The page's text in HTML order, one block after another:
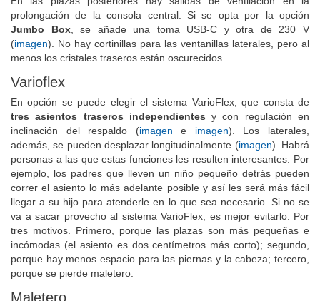
prolongación de la consola central. Si se opta por la opción
Jumbo Box, se añade una toma USB-C y otra de 230 V
(imagen). No hay cortinillas para las ventanillas laterales, pero al
menos los cristales traseros están oscurecidos.
Varioflex
En opción se puede elegir el sistema VarioFlex, que consta de
tres asientos traseros independientes y con regulación en
inclinación del respaldo (imagen e imagen). Los laterales,
además, se pueden desplazar longitudinalmente (imagen). Habrá
personas a las que estas funciones les resulten interesantes. Por
ejemplo, los padres que lleven un niño pequeño detrás pueden
correr el asiento lo más adelante posible y así les será más fácil
llegar a su hijo para atenderle en lo que sea necesario. Si no se
va a sacar provecho al sistema VarioFlex, es mejor evitarlo. Por
tres motivos. Primero, porque las plazas son más pequeñas e
incómodas (el asiento es dos centímetros más corto); segundo,
porque hay menos espacio para las piernas y la cabeza; tercero,
porque se pierde maletero.
Maletero